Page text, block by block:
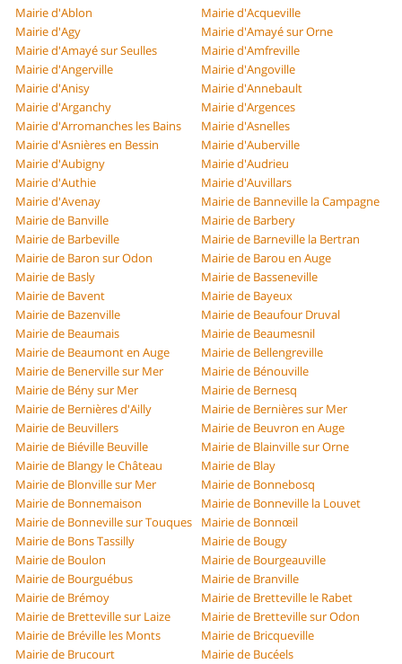
Mairie d'Ablon
Mairie d'Acqueville
Mairie d'Agy
Mairie d'Amayé sur Orne
Mairie d'Amayé sur Seulles
Mairie d'Amfreville
Mairie d'Angerville
Mairie d'Angoville
Mairie d'Anisy
Mairie d'Annebault
Mairie d'Arganchy
Mairie d'Argences
Mairie d'Arromanches les Bains
Mairie d'Asnelles
Mairie d'Asnières en Bessin
Mairie d'Auberville
Mairie d'Aubigny
Mairie d'Audrieu
Mairie d'Authie
Mairie d'Auvillars
Mairie d'Avenay
Mairie de Banneville la Campagne
Mairie de Banville
Mairie de Barbery
Mairie de Barbeville
Mairie de Barneville la Bertran
Mairie de Baron sur Odon
Mairie de Barou en Auge
Mairie de Basly
Mairie de Basseneville
Mairie de Bavent
Mairie de Bayeux
Mairie de Bazenville
Mairie de Beaufour Druval
Mairie de Beaumais
Mairie de Beaumesnil
Mairie de Beaumont en Auge
Mairie de Bellengreville
Mairie de Benerville sur Mer
Mairie de Bénouville
Mairie de Bény sur Mer
Mairie de Bernesq
Mairie de Bernières d'Ailly
Mairie de Bernières sur Mer
Mairie de Beuvillers
Mairie de Beuvron en Auge
Mairie de Biéville Beuville
Mairie de Blainville sur Orne
Mairie de Blangy le Château
Mairie de Blay
Mairie de Blonville sur Mer
Mairie de Bonnebosq
Mairie de Bonnemaison
Mairie de Bonneville la Louvet
Mairie de Bonneville sur Touques
Mairie de Bonnœil
Mairie de Bons Tassilly
Mairie de Bougy
Mairie de Boulon
Mairie de Bourgeauville
Mairie de Bourguébus
Mairie de Branville
Mairie de Brémoy
Mairie de Bretteville le Rabet
Mairie de Bretteville sur Laize
Mairie de Bretteville sur Odon
Mairie de Bréville les Monts
Mairie de Bricqueville
Mairie de Brucourt
Mairie de Bucéels